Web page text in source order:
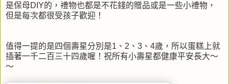
是保母DIY的，禮物也都是不花錢的贈品或是一些小禮物，
但是每次都很受孩子歡迎！
值得一提的是四個壽星分別是1、2、3、4歲，所以蛋糕上就
插著一千二百三十四歲喔！祝所有小壽星都健康平安長大～
～